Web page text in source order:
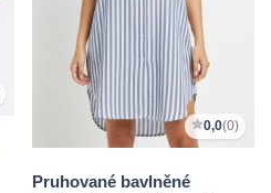
0,0(0)
Pruhované bavlněné